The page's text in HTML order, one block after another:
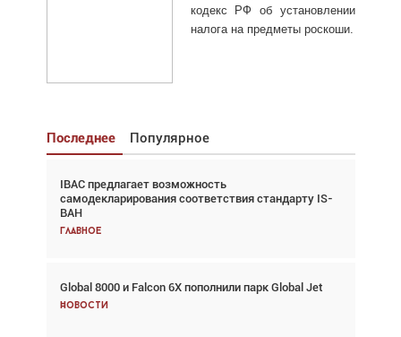
кодекс РФ об установлении
налога на предметы роскоши.
Последнее Популярное
IBAC предлагает возможность
самодекларирования соответствия стандарту IS-
BAH
Главное
Global 8000 и Falcon 6X пополнили парк Global Jet
Новости
Взгляд с высоты: тандем вертолётов и БПЛА в
спасательных операциях
Главное
Авиационный фотограф Дэйв Кох: «Фотография
говорит сама за себя... а ИИ всё портит»